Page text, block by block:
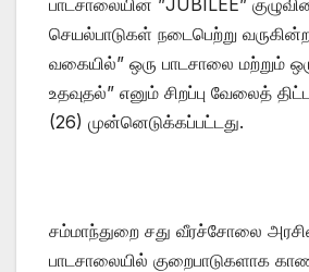
செயல்பாடுகள் நடைபெற்று
வகையில்” ஒரு பாடசாலை மற்றும்
உதவுதல்” எனும் சிறப்பு வேலைத்
(26) முன்னெடுக்கப்பட்டது.
சம்மாந்துறை சது வீரச்சோலை
பாடசாலையில் குறைபாடுகளாக